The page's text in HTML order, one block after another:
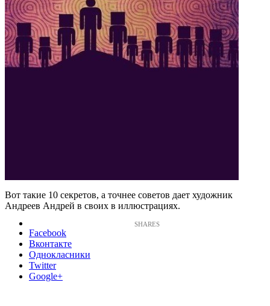
Вот такие 10 секретов, а точнее советов дает художник
Андреев Андрей в своих в иллюстрациях.
Facebook
Вконтакте
Однокласники
Twitter
Google+